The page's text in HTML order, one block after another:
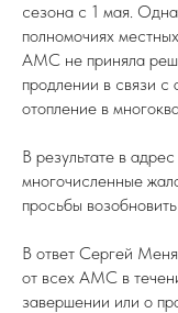
сезона с 1 мая.
полномочиях
АМС не приняла
продлении в связи
отопление в
В результате в
многочисленные
просьбы
В ответ Сергей
от всех АМС в
завершении или о